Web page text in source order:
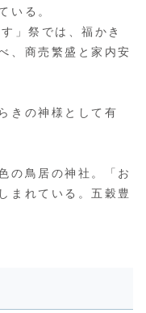
いる。
」祭では、福かき
、商売繁盛と家内安
きの神様として有
の鳥居の神社。「お
まれている。五穀豊